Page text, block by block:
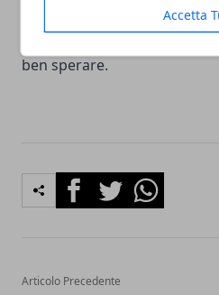
Accetta
definizione complessa che
elementi fino ad ora presi
ben sperare.
FacebookTwitterWhatsapp
Articolo Precedente